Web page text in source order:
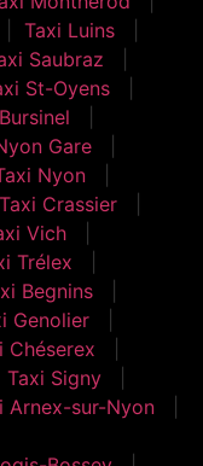
Taxi Luins
Saubraz
St-Oyens
Gare
Nyon
Taxi Crassier
Vich
Trélex
Begnins
Genolier
Chéserex
Taxi Signy
Arnex-sur-Nyon